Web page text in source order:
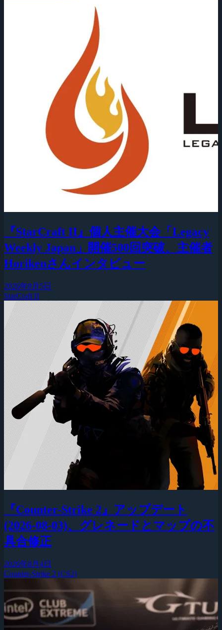
『StarCraft II』個人主催大会「Legacy
Weekly Japan」開催500回突破、主催者
Horikenさんインタビュー
2026年8月5日
StarCraft II
『Counter-Strike 2』アップデート
(2026-08-03)、グレネードとマップの不
具合修正
2026年8月4日
Counter-Strike 2 (CS2)